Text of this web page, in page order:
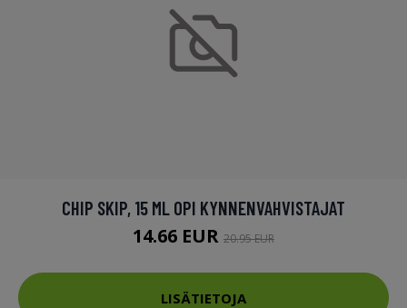
CHIP SKIP, 15 ML OPI KYNNENVAHVISTAJAT
14.66 EUR 20.95 EUR
LISÄTIETOJA